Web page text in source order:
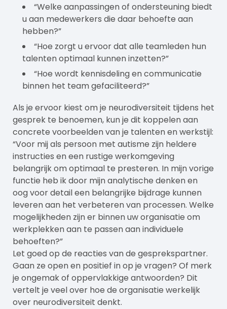
“Welke aanpassingen of ondersteuning biedt
u aan medewerkers die daar behoefte aan
hebben?”
“Hoe zorgt u ervoor dat alle teamleden hun
talenten optimaal kunnen inzetten?”
“Hoe wordt kennisdeling en communicatie
binnen het team gefaciliteerd?”
Als je ervoor kiest om je neurodiversiteit tijdens het
gesprek te benoemen, kun je dit koppelen aan
concrete voorbeelden van je talenten en werkstijl:
“Voor mij als persoon met autisme zijn heldere
instructies en een rustige werkomgeving
belangrijk om optimaal te presteren. In mijn vorige
functie heb ik door mijn analytische denken en
oog voor detail een belangrijke bijdrage kunnen
leveren aan het verbeteren van processen. Welke
mogelijkheden zijn er binnen uw organisatie om
werkplekken aan te passen aan individuele
behoeften?”
Let goed op de reacties van de gesprekspartner.
Gaan ze open en positief in op je vragen? Of merk
je ongemak of oppervlakkige antwoorden? Dit
vertelt je veel over hoe de organisatie werkelijk
over neurodiversiteit denkt.